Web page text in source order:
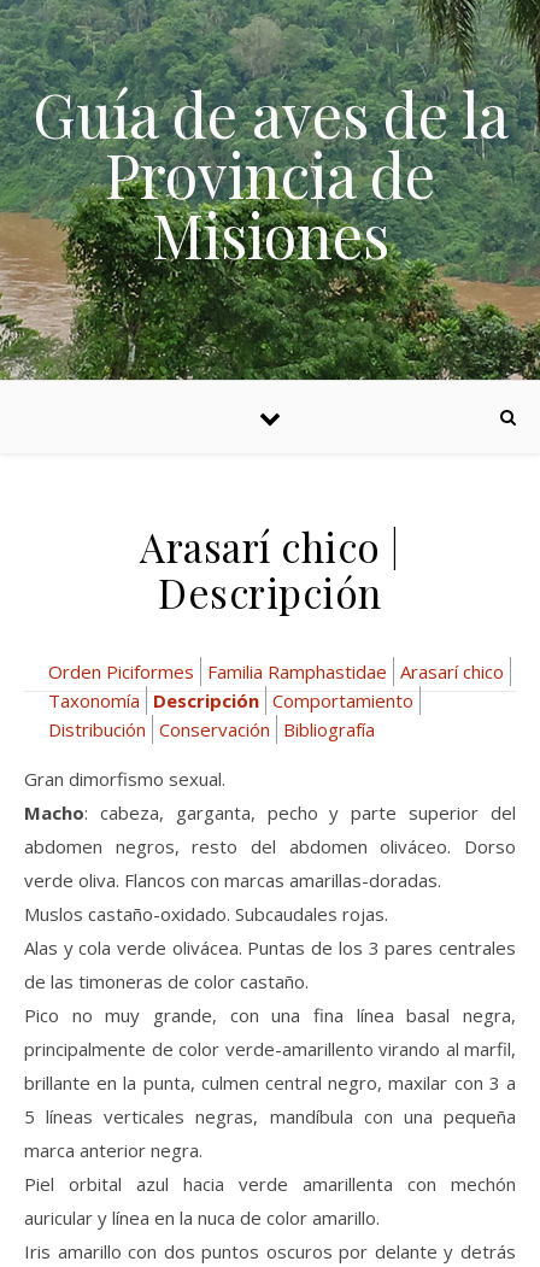
Skip to content
Guía de aves de la
Provincia de
Misiones
Arasarí chico |
Descripción
Orden Piciformes Familia Ramphastidae Arasarí chico
Taxonomía
Descripción Comportamiento
Distribución Conservación Bibliografía
Gran dimorfismo sexual.
Macho: cabeza, garganta, pecho y parte superior del
abdomen negros, resto del abdomen oliváceo. Dorso
verde oliva. Flancos con marcas amarillas-doradas.
Muslos castaño-oxidado. Subcaudales rojas.
Alas y cola verde olivácea. Puntas de los 3 pares centrales
de las timoneras de color castaño.
Pico no muy grande, con una fina línea basal negra,
principalmente de color verde-amarillento virando al marfil,
brillante en la punta, culmen central negro, maxilar con 3 a
5 líneas verticales negras, mandíbula con una pequeña
marca anterior negra.
Piel orbital azul hacia verde amarillenta con mechón
auricular y línea en la nuca de color amarillo.
Iris amarillo con dos puntos oscuros por delante y detrás